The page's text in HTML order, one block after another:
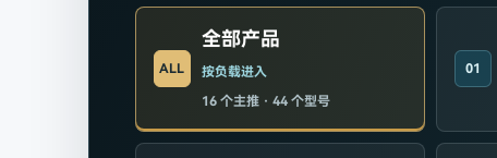
ALL
全部产品
按负载进入
16个主推 · 44个型号
01